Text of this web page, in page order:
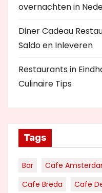
overnachten in
Diner Cadeau
Saldo en Inleveren
Restaurants in
Culinaire Tips
Tags
Bar Cafe
Cafe Breda
Cafe